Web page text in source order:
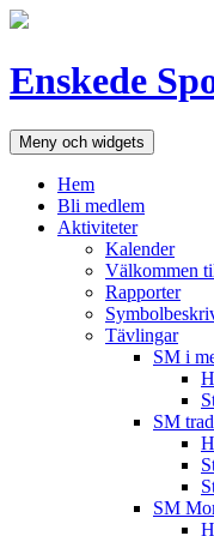
Hoppa
Enskede
Meny och widgets
Hem
Bli medlem
Aktiviteter
Kalender
Välkommen
Rapporter
Tävlingar
SM i
SM
SM